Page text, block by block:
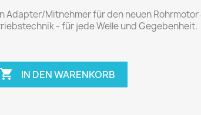
Adapter/Mitnehmer für den neuen Rohrmotor
- für jede Welle und Gegebenheit.
 IN DEN WARENKORB